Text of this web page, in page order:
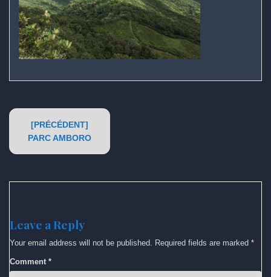
Post
navigation
[PRÉCÉDENT]
PARC AMBORO
Leave a Reply
Your email address will not be published. Required fields are marked *
Comment *